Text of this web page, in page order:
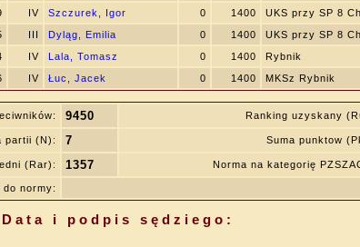
IV Szczurek, Igor 0 1400
UKS przy SP 8
III Dyląg, Emilia 0 1400
UKS przy SP 8
IV Lala, Tomasz 0 1400
Rybnik
IV Łuc, Jacek 0 1400 MKSz Rybnik
9450 Ranking uzyskany
partii (N): 7 Suma punktow
(Rar): 1357 Norma na kategorię
do normy:
Data i podpis sędziego: